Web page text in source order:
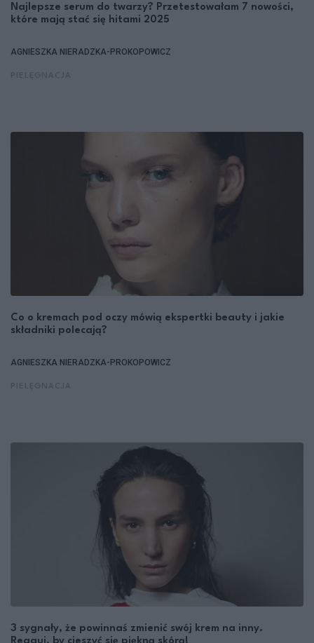
Najlepsze serum do twarzy? Przetestowałam 7 nowości,
które mają stać się hitami 2025
AGNIESZKA NIERADZKA-PROKOPOWICZ
Co o kremach pod oczy mówią ekspertki beauty i jakie
składniki polecają?
AGNIESZKA NIERADZKA-PROKOPOWICZ
3 sygnały, że powinnaś zmienić swój krem na inny.